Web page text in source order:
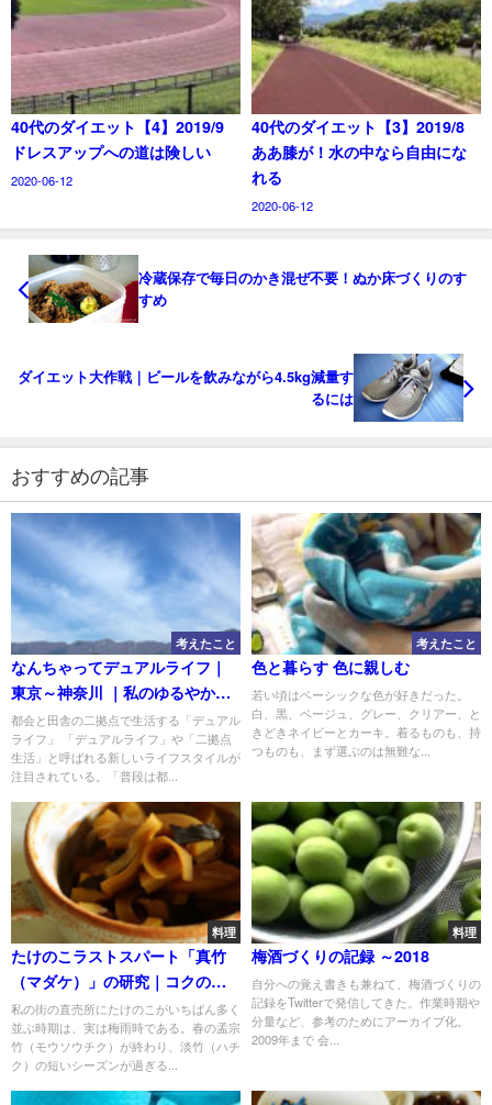
40代のダイエット【4】2019/9
ドレスアップへの道は険しい
2020-06-12
40代のダイエット【3】2019/8
ああ膝が！水の中なら自由にな
れる
2020-06-12
冷蔵保存で毎日のかき混ぜ不要！ぬか床づくりのす
すめ
ダイエット大作戦｜ビールを飲みながら4.5kg減量す
るには
おすすめの記事
考えたこと
なんちゃってデュアルライフ｜
東京～神奈川 ｜私のゆるやかな
田舎暮らし
都会と田舎の二拠点で生活する「デュアル
ライフ」 「デュアルライフ」や「二拠点
生活」と呼ばれる新しいライフスタイルが
注目されている。「普段は都...
考えたこと
色と暮らす 色に親しむ
若い頃はベーシックな色が好きだった。
白、黒、ベージュ、グレー、クリアー、と
きどきネイビーとカーキ。着るものも、持
つものも、まず選ぶのは無難な...
料理
たけのこラストスパート「真竹
（マダケ）」の研究｜コクのあ
る味付けでうまみが活きる
私の街の直売所にたけのこがいちばん多く
並ぶ時期は、実は梅雨時である。春の孟宗
竹（モウソウチク）が終わり、淡竹（ハチ
ク）の短いシーズンが過ぎる...
料理
梅酒づくりの記録 ～2018
自分への覚え書きも兼ねて、梅酒づくりの
記録をTwitterで発信してきた。作業時期や
分量など、参考のためにアーカイブ化。
2009年まで 会...